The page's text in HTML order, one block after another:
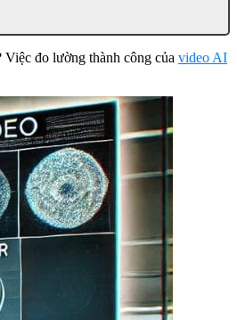
đo lường thành công của video AI